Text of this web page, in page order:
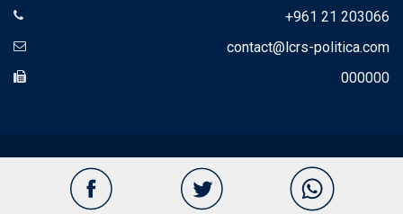
+961 21 203066
contact@lcrs-politica.com
000000
Proximity
Agency